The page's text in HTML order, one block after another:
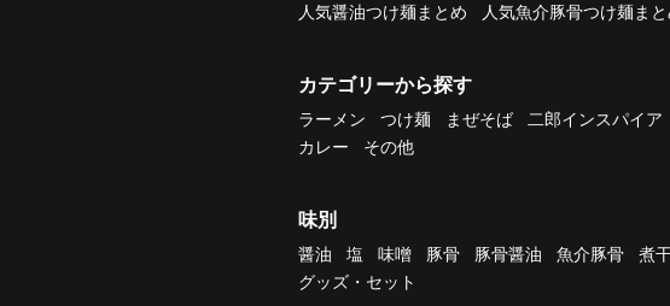
人気醤油つけ麺まとめ
人気魚介豚骨つけ麺まと
カテゴリーから探す
ラーメン つけ麺 まぜそば 二郎インスパイア
カレー
その他
味別
醤油 塩 味噌 豚骨 豚骨醤油 魚介豚骨 煮
グッズ・セット